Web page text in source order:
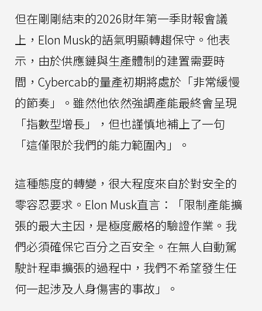
但在剛剛結束的2026財年第一季財報會議
上，Elon Musk的語氣明顯轉趨保守。他表
示，由於供應鏈與生產體制的建置需要時
間，Cybercab的量產初期將處於「非常緩慢
的節奏」。雖然他依然強調產能最終會呈現
「指數型增長」，但也謹慎地補上了一句
「這僅限於我們的能力範圍內」。
這種態度的轉變，很大程度來自於對安全的
零容忍要求。Elon Musk直言：「限制產能擴
張的最大主因，是極度嚴格的驗證作業。我
們必須確保它百分之百安全。在無人自動駕
駛計程車擴張的過程中，我們不希望發生任
何一起涉及人身傷害的事故」。